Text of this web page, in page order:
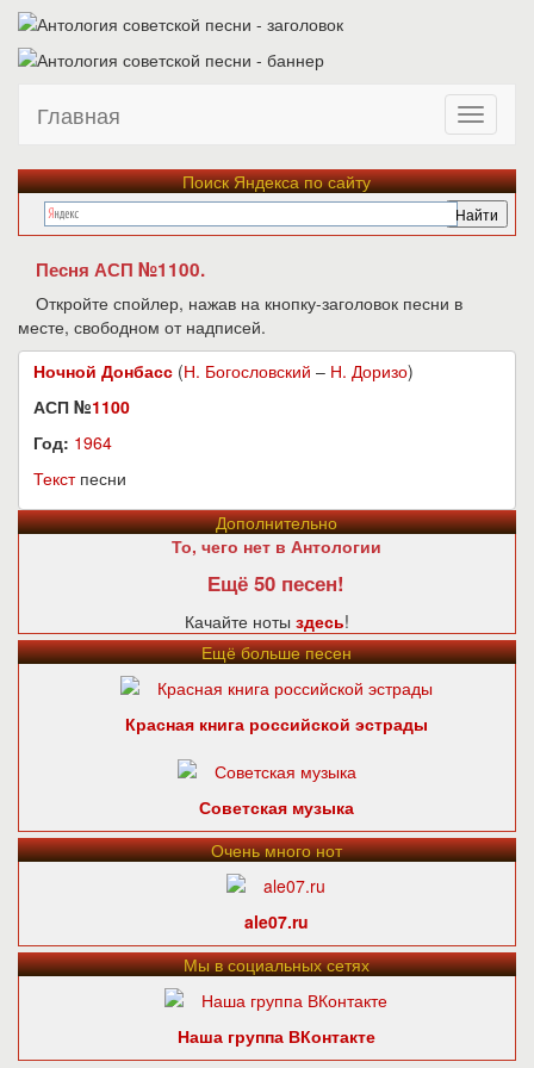
Главная
Поиск Яндекса по сайту
Песня АСП №1100.
Откройте спойлер, нажав на кнопку-заголовок песни в
месте, свободном от надписей.
Ночной Донбасс (Н. Богословский – Н. Доризо)
АСП №1100
Год: 1964
Текстпесни
Дополнительно
То, чего нет в Антологии
Ещё 50 песен!
Качайте ноты здесь!
Ещё больше песен
Красная книга российской эстрады
Советская музыка
Очень много нот
ale07.ru
Мы в социальных сетях
Наша группа ВКонтакте